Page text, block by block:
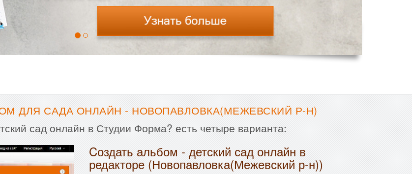
ДЛЯ САДА ОНЛАЙН - НОВОПАВЛОВКА(МЕЖЕВСКИЙ Р-Н)
сад онлайн в Студии Форма? есть четыре варианта:
Cоздать альбом - детский сад онлайн в
редакторе (Новопавловка(Межевский р-н))